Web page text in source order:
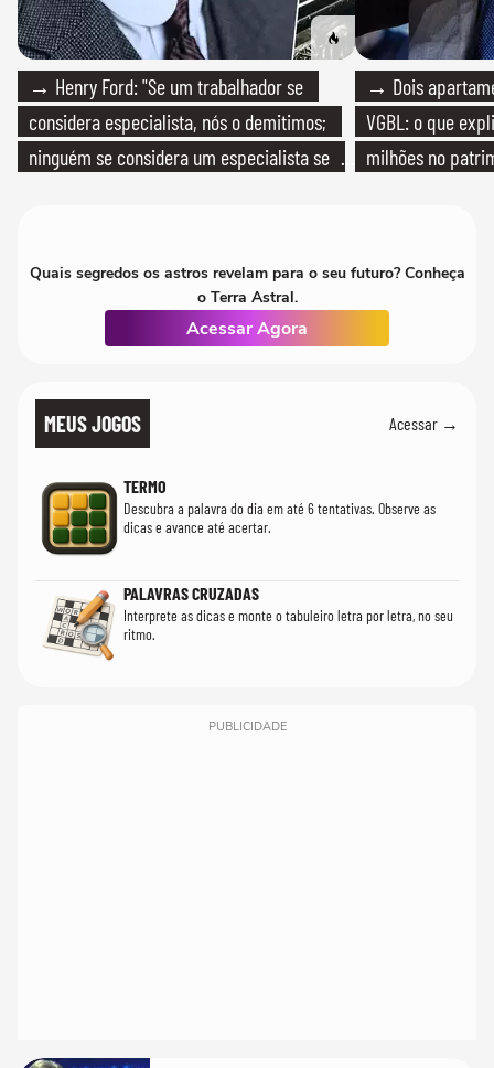
→ Henry Ford: "Se um trabalhador se
considera especialista, nós o demitimos;
ninguém se considera um especialista se
→ Dois
VGBL: o que
milhões no
Quais segredos os astros revelam para o seu futuro? Conheça
o Terra Astral.
Acessar Agora
MEUS JOGOS Acessar →
TERMO
Descubra a palavra do dia em até 6 tentativas. Observe as
dicas e avance até acertar.
PALAVRAS CRUZADAS
Interprete as dicas e monte o tabuleiro letra por letra, no seu
ritmo.
PUBLICIDADE